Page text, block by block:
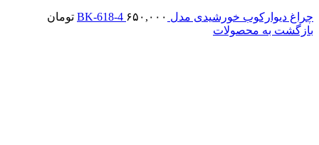
چراغ دیوارکوب خورشیدی مدل BK-618-4 ۶۵۰,۰۰۰
تومان
بازگشت به محصولات